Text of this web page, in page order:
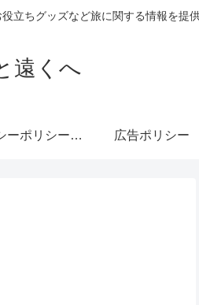
立ちグッズなど旅に関する情報を提供
遠くへ
プライバシーポリシー・免責事項 広告ポリシー